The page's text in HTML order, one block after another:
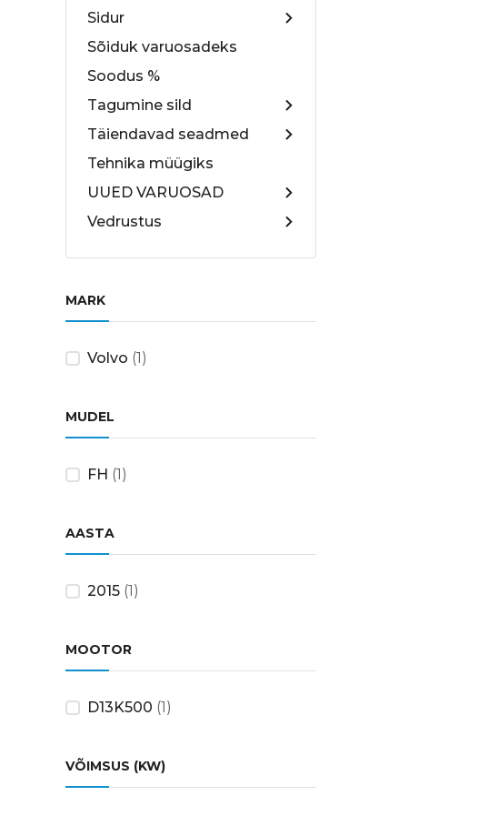
Sidur
Sõiduk varuosadeks
Soodus %
Tagumine sild
Täiendavad seadmed
Tehnika müügiks
UUED VARUOSAD
Vedrustus
MARK
Volvo (1)
MUDEL
FH (1)
AASTA
2015 (1)
MOOTOR
D13K500 (1)
VÕIMSUS (KW)